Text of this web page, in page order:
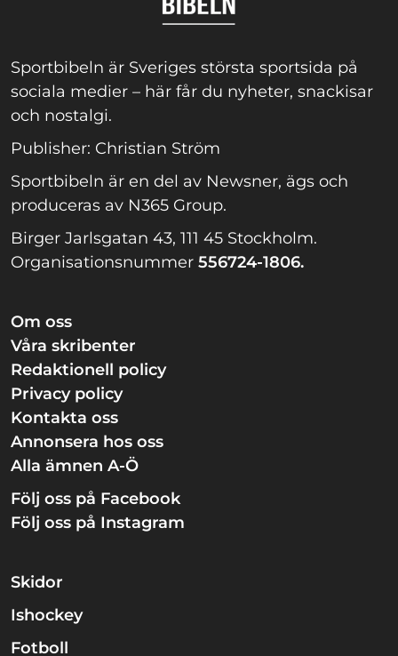
Sportbibeln är Sveriges största sportsida på
sociala medier – här får du nyheter, snackisar
och nostalgi.
Publisher: Christian Ström
Sportbibeln är en del av Newsner, ägs och
produceras av N365 Group.
Birger Jarlsgatan 43, 111 45 Stockholm.
Organisationsnummer 556724-1806.
Om oss
Våra skribenter
Redaktionell policy
Privacy policy
Kontakta oss
Annonsera hos oss
Alla ämnen A-Ö
Följ oss på Facebook
Följ oss på Instagram
Skidor
Ishockey
Fotboll